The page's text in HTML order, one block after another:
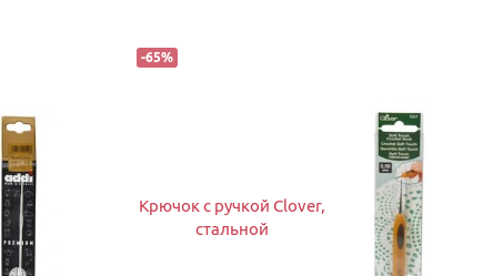
-65%
Крючок с ручкой Clover,
стальной